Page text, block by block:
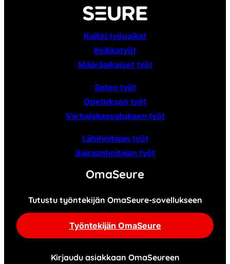
Kaikki työpaikat
Keikkatyöt
Määräaikaiset työt
Soten työt
Opetuksen työt
Varhaiskasvatuksen työt
Lähihoitajan työt
Sairaanhoitajan työt
OmaSeure
Tutustu työntekijän OmaSeure-sovellukseen
Työntekijän OmaSeure
Kirjaudu asiakkaan OmaSeureen